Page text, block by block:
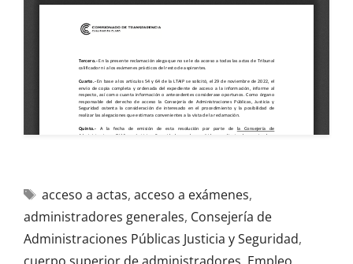
acceso a actas, acceso a exámenes,
administradores generales, Consejería de
Administraciones Públicas Justicia y Seguridad,